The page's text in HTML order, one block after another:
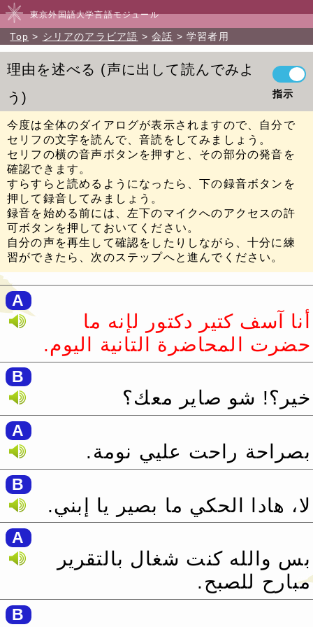
東京外国語大学言語モジュール
Top シリアのアラビア語 会話 学習者用
理由を述べる
声に出して読んでみよ
う
指示
今度は全体のダイアログが表示されますので、自分で
セリフの文字を読んで、音読をしてみましょう。
セリフの横の音声ボタンを押すと、その部分の発音を
確認できます。
すらすらと読めるようになったら、下の録音ボタンを
押して録音してみましょう。
録音を始める前には、左下のマイクへのアクセスの許
可ボタンを押しておいてください。
自分の声を再生して確認をしたりしながら、十分に練
習ができたら、次のステップへと進んでください。
A
أنا آسف كتير دكتور لإنه ما
حضرت المحاضرة التانية اليوم.‏
B
خير؟! شو صاير معك؟
A
بصراحة راحت عليي نومة.‏
B
لا، هادا الحكي ما بصير يا إبني.‏
A
بس والله كنت شغال بالتقرير
مبارح للصبح.‏
B